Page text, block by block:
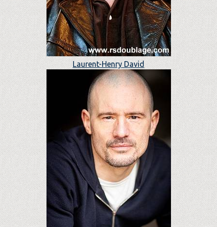
Laurent-Henry David